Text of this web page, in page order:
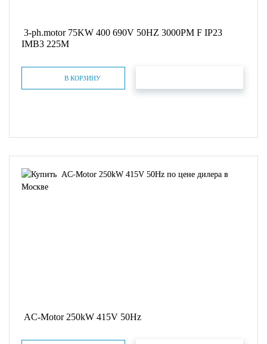
3-ph.motor 75KW 400 690V 50HZ 3000PM F IP23
IMB3 225M
В КОРЗИНУ
AC-Motor 250kW 415V 50Hz